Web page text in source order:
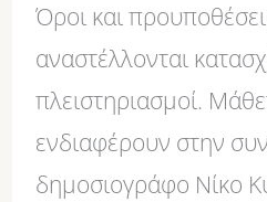
Όροι και
αναστέλλονται
πλειστηριασμοί.
ενδιαφέρουν στην
δημοσιογράφο Νίκο